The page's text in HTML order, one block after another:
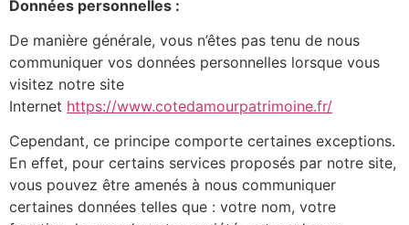
Données personnelles :
De manière générale, vous n’êtes pas tenu de nous
communiquer vos données personnelles lorsque vous
visitez notre site
Internet https://www.cotedamourpatrimoine.fr/
Cependant, ce principe comporte certaines exceptions.
En effet, pour certains services proposés par notre site,
vous pouvez être amenés à nous communiquer
certaines données telles que : votre nom, votre